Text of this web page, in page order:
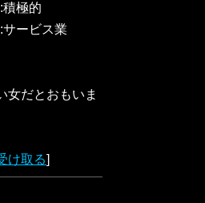
積極的
サービス業
女だとおもいま
け取る]